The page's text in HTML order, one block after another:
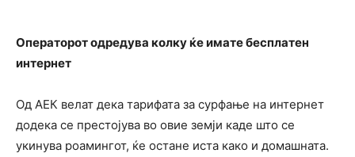
Операторот одредува колку ќе имате бесплатен
интернет
Од АЕК велат дека тарифата за сурфање на интернет
додека се престојува во овие земји каде што се
укинува роамингот, ќе остане иста како и домашната.